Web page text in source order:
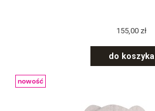
155,00 zł
do koszyka
nowość